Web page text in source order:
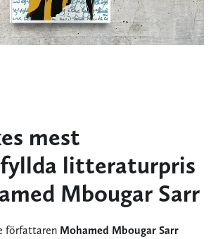
mest
litteraturpris
Mbougar Sarr
författaren Mohamed Mbougar Sarr